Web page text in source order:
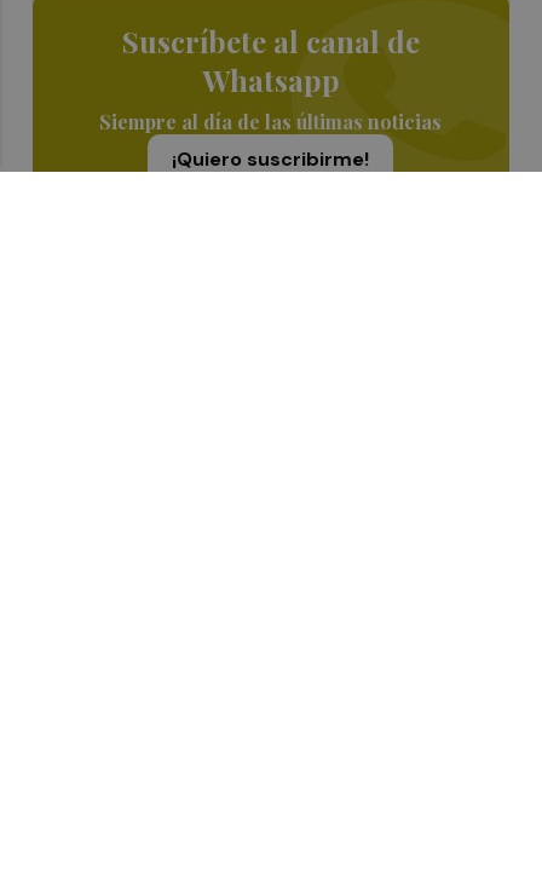
Suscríbete al canal de
Whatsapp
Siempre al día de las últimas noticias
¡Quiero suscribirme!